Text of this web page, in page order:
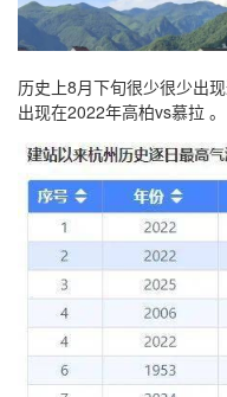
历史上8月下旬很少很少出
出现在2022年高柏vs慕拉 。